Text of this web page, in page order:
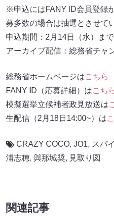
※申込にはFANY ID会員登録
募多数の場合は抽選とさせて
申込期間：2月14日（水）まで
アーカイブ配信：総務省チ
総務省ホームページはこちら
FANY ID（応募詳細）はこち
模擬選挙立候補者政見放送は
生配信（2月18日14:00~）は
CRAZY COCO, JO1, スパ
浦志穂, 與那城奨, 見取り図
関連記事